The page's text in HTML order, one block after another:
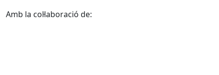
Amb la col·laboració de: